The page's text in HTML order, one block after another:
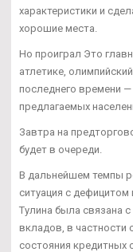
характеристики и
хорошие места.
Но проиграл Это
атлетике,
последнего времени
предлагаемых
Завтра на
будет в очереди.
В дальнейшем темпы
ситуация с
Тулина была связана
вкладов, в частности
состояния кредитных